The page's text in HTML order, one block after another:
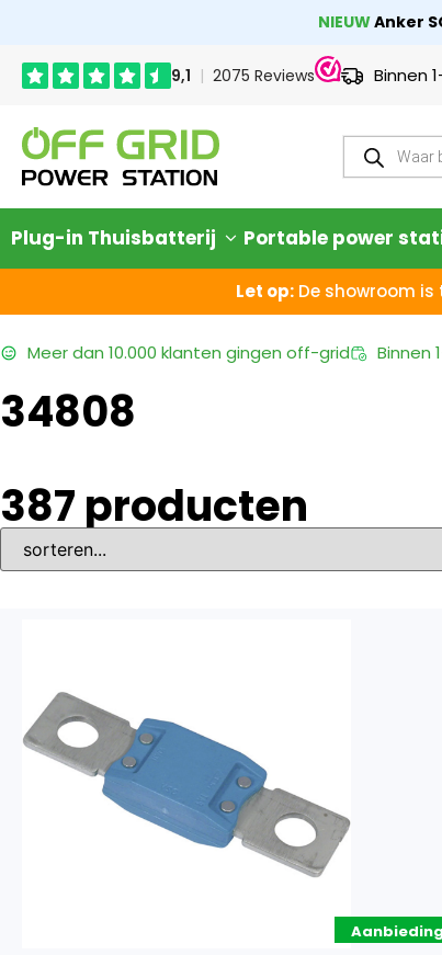
NIEUWAnker
Binnen
Plug-in Thuisbatterij Portable power
Let op:De showroom is
Meer dan 10.000 klanten gingen off-grid Binnen
34808
387 producten
Aanbieding